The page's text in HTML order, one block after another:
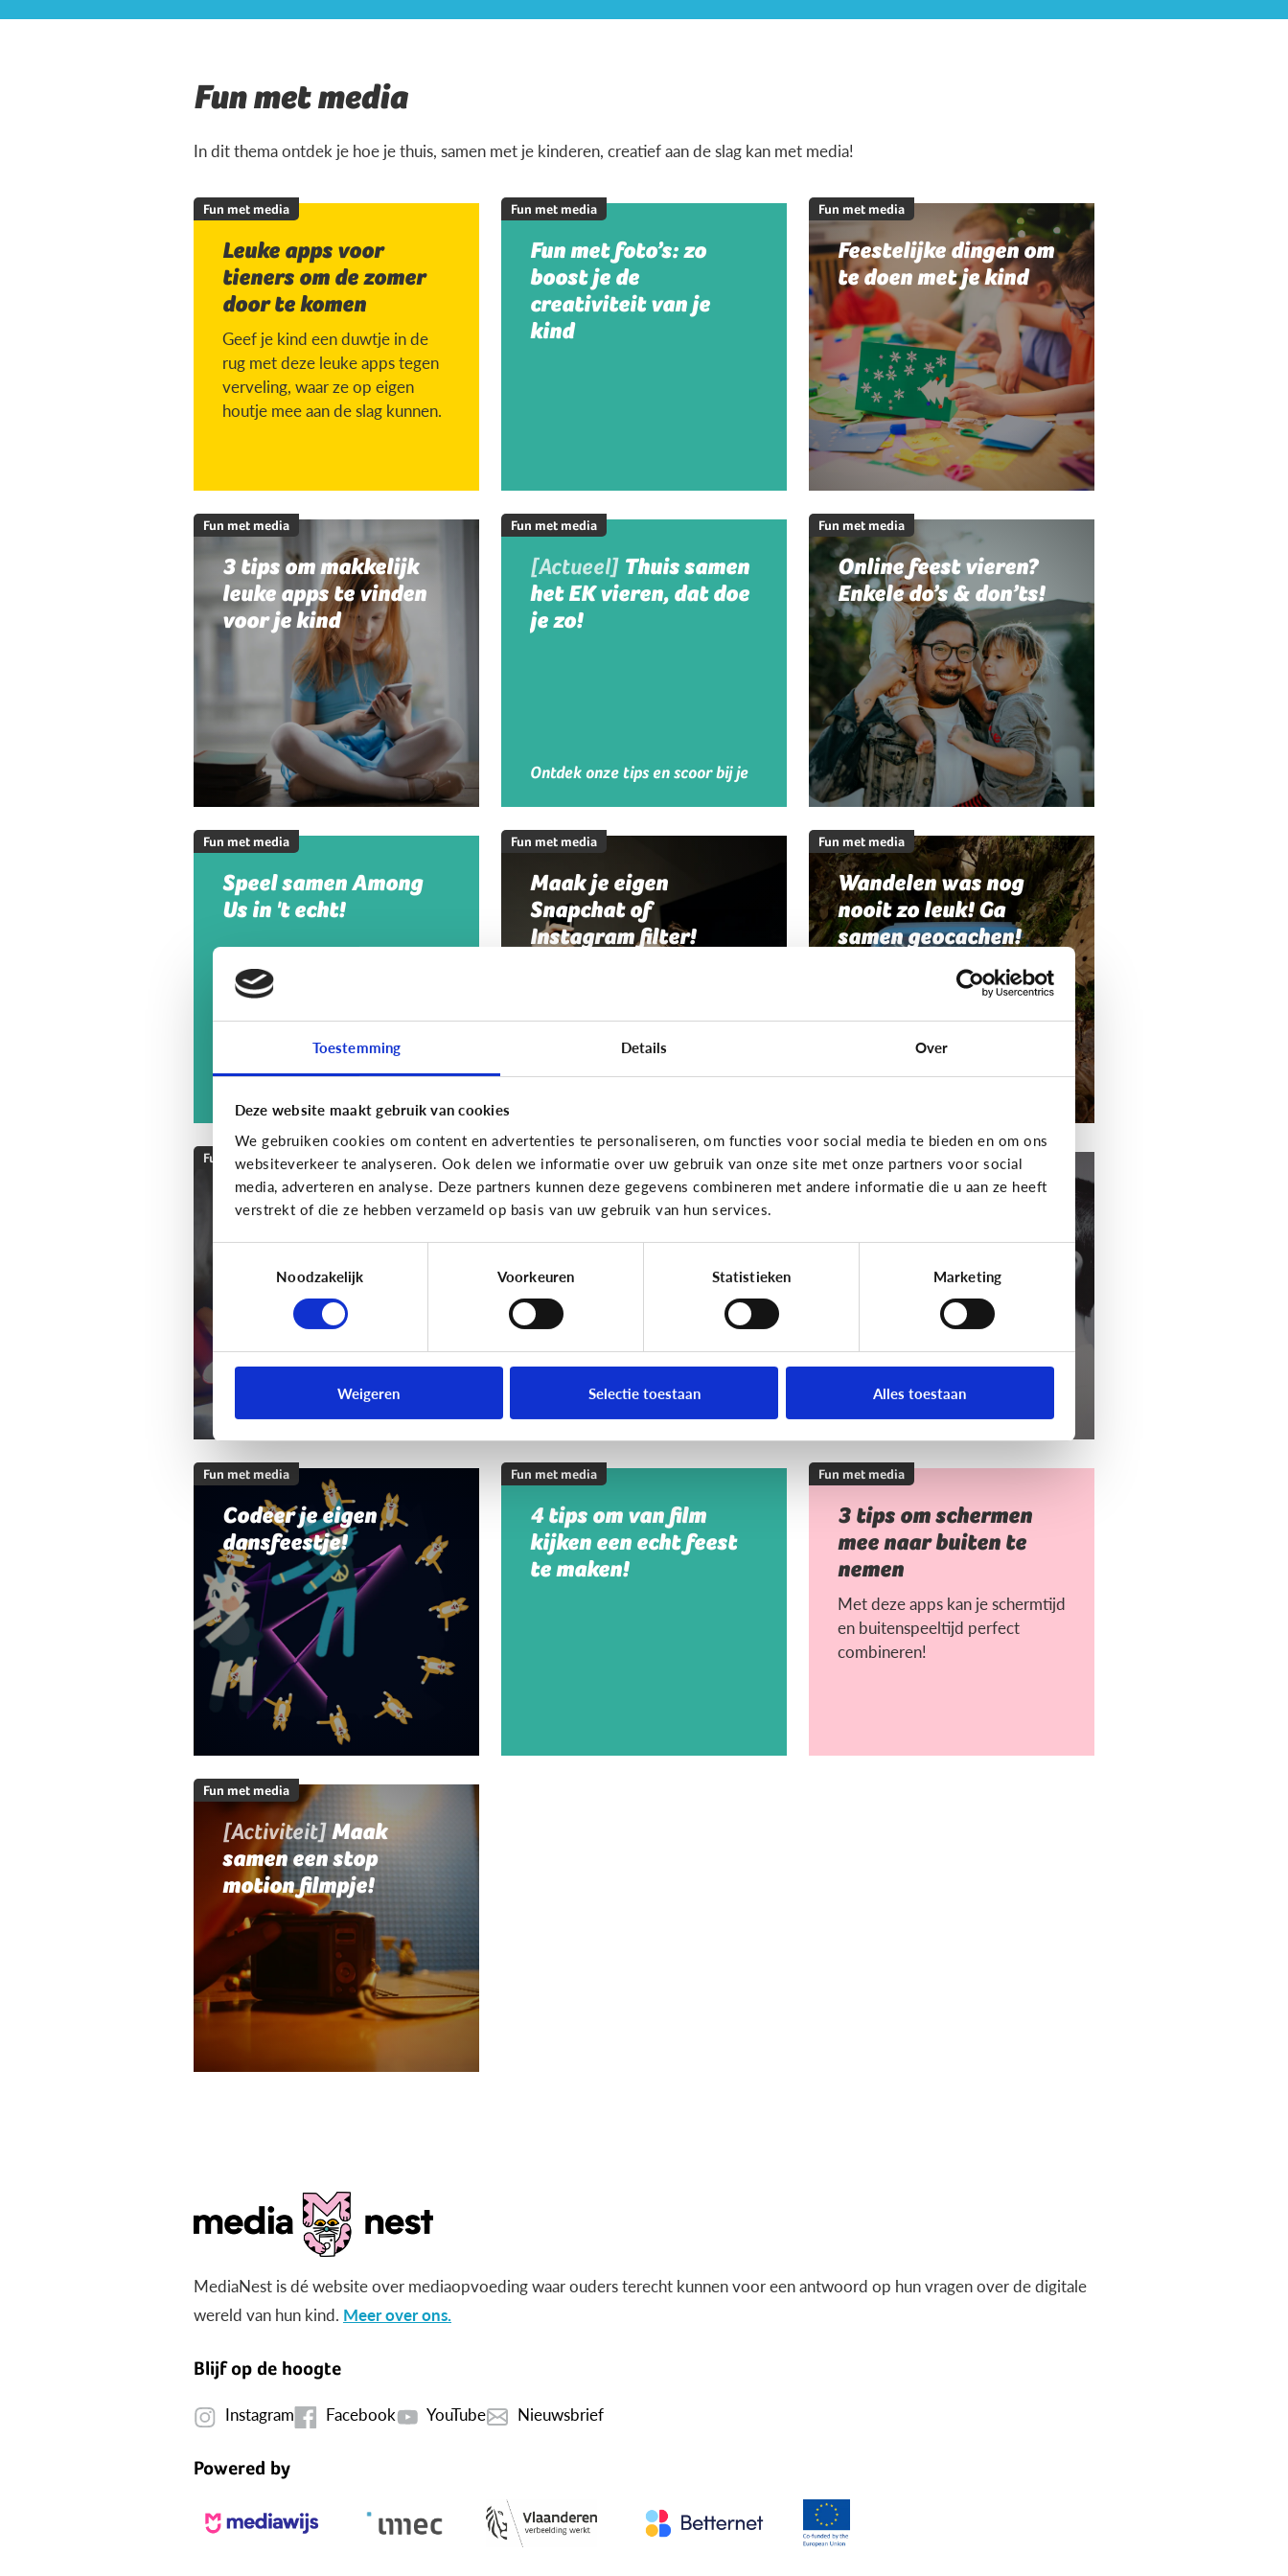
Toestemming Details Over
Deze website maakt gebruik van cookies
We gebruiken cookies om content en advertenties te personaliseren, om functies voor social media te bieden en om ons
websiteverkeer te analyseren. Ook delen we informatie over uw gebruik van onze site met onze partners voor social
media, adverteren en analyse. Deze partners kunnen deze gegevens combineren met andere informatie die u aan ze heeft
verstrekt of die ze hebben verzameld op basis van uw gebruik van hun services.
Noodzakelijk
Voorkeuren Statistieken Marketing
Weigeren Selectie toestaan Alles toestaan
Fun met media
In dit thema ontdek je hoe je thuis, samen met je kinderen, creatief aan de slag kan met media!
Fun met media
Leuke apps voor
tieners om de zomer
door te komen
Geef je kind een duwtje in de
rug met deze leuke apps tegen
verveling, waar ze op eigen
houtje mee aan de slag kunnen.
Fun met media
Fun met foto’s: zo
boost je de
creativiteit van je
kind
Fun met media
Feestelijke dingen om
te doen met je kind
Fun met media
3 tips om makkelijk
leuke apps te vinden
voor je kind
Fun met media
[Actueel] Thuis samen
het EK vieren, dat doe
je zo!
Ontdek onze tips en scoor bij je
Fun met media
Online feest vieren?
Enkele do’s & don’ts!
Fun met media
Speel samen Among
Us in 't echt!
Fun met media
Maak je eigen
Snapchat of
Instagram filter!
Fun met media
Wandelen was nog
nooit zo leuk! Ga
samen geocachen!
Fun met media
Speels bijleren met
Fun met media
Maak je eigen GIF!
Fun met media
Maak je eigen
Fun met media
Codeer je eigen
dansfeestje!
Fun met media
4 tips om van film
kijken een echt feest
te maken!
Fun met media
3 tips om schermen
mee naar buiten te
nemen
Met deze apps kan je schermtijd
en buitenspeeltijd perfect
combineren!
Fun met media
[Activiteit]Maak
samen een stop
motion filmpje!
MediaNest is dé website over mediaopvoeding waar ouders terecht kunnen voor een antwoord op hun vragen over de digitale
wereld van hun kind. Meer over ons.
Blijf op de hoogte
Instagram Facebook YouTube Nieuwsbrief
Powered by